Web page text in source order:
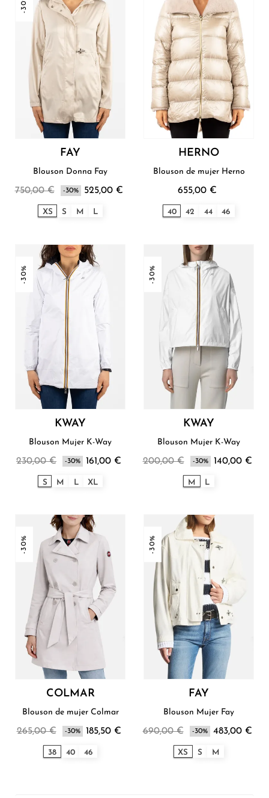
-30%
FAY
Blouson Donna Fay
750,00 € -30% 525,00 €
XS S M L
HERNO
Blouson de mujer Herno
655,00 €
40 42 44 46
-30%
KWAY
Blouson Mujer K-Way
230,00 € -30% 161,00 €
S M L XL
-30%
KWAY
Blouson Mujer K-Way
200,00 € -30% 140,00 €
M L
-30%
COLMAR
Blouson de mujer Colmar
265,00 € -30% 185,50 €
38 40 46
-30%
FAY
Blouson Mujer Fay
690,00 € -30% 483,00 €
XS S M